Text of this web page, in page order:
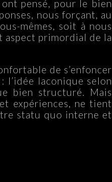
pensé, pour le bien
nous forçant, au
mêmes, soit à nous
aspect primordial de la
de s’enfoncer
l’idée laconique selon
bien structuré. Mais
expériences, ne tient
statu quo interne et